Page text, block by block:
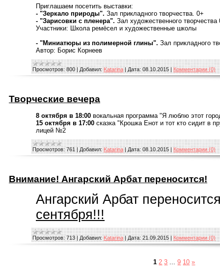
Приглашаем посетить выставки:
- "Зеркало природы". Зал прикладного творчества. 0+
- "Зарисовки с пленера". Зал художественного творчества
Участники: Школа ремёсел и художественные школы
- "Миниатюры из полимерной глины". Зал прикладного
Автор: Борис Корнеев
Просмотров: 800 | Добавил: Katarina | Дата: 08.10.2015 | Комментарии (0)
Творческие вечера
8 октября в 18:00 вокальная программа "Я люблю этот
15 октября в 17:00 сказка "Крошка Енот и тот кто сидит в
лицей №2
Просмотров: 761 | Добавил: Katarina | Дата: 08.10.2015 | Комментарии (0)
Внимание! Ангарский Арбат переносится!
Ангарский Арбат
сентября!!!
Просмотров: 713 | Добавил: Katarina | Дата: 21.09.2015 | Комментарии (0)
1 2 3 ... 9 10 »